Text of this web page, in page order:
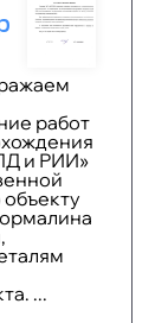
работ
и РИИ»
...